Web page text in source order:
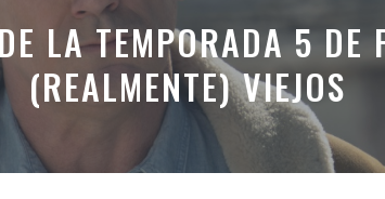
LA TEMPORADA 5 DE
(REALMENTE) VIEJOS